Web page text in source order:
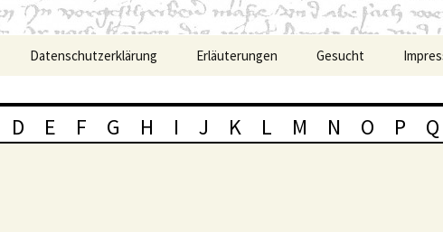
Datenschutzerklärung Erläuterungen Gesucht
D E F G H I J K L M N O P Q